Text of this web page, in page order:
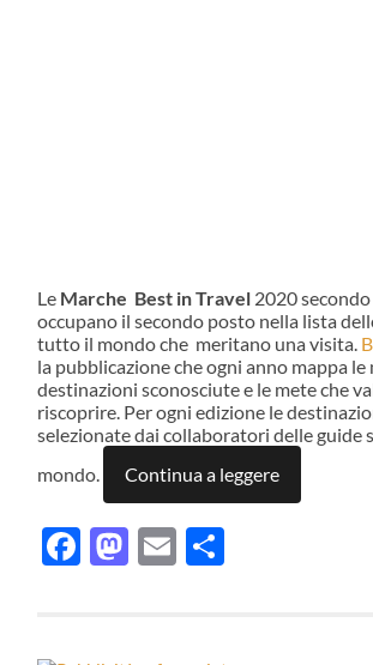
Le Marche Best in Travel 2020 secondo
occupano il secondo posto nella lista
tutto il mondo che meritano una visita.
la pubblicazione che ogni anno mappa le
destinazioni sconosciute e le mete che
riscoprire. Per ogni edizione le
selezionate dai collaboratori delle guide
mondo.
Continua a leggere
Facebook
Mastodon
Email